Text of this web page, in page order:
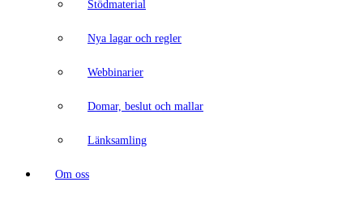
Stödmaterial
Nya lagar och regler
Webbinarier
Domar, beslut och mallar
Länksamling
Om oss